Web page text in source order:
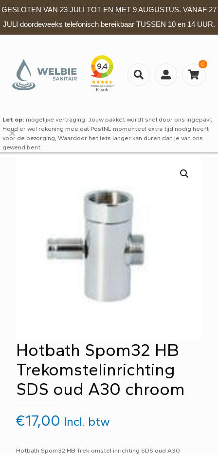
GESLOTEN VAN 23 JULI TOT EN MET 9 AUGUSTUS. VANAF 27
JULI doordeweeks telefonisch bereikbaar TUSSEN 10 en 14 UUR.
0
Let op: mogelijke vertraging: Jouw pakket wordt snel door ons ingepakt.
Houd er wel rekening mee dat PostNL momenteel extra tijd nodig heeft
voor de bezorging, Waardoor het iets langer kan duren dan je van ons
gewend bent.
✕
Hotbath Spom32 HB
Trekomstelinrichting
SDS oud A30 chroom
€17,00 Incl. btw
Hotbath Spom32 HB Trek omstel inrichting SDS oud A30